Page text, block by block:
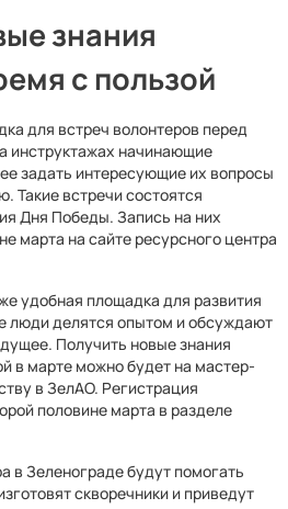
знания
с пользой
для встреч волонтеров перед
инструктажах начинающие
задать интересующие их вопросы
Такие встречи состоятся
Дня Победы. Запись на них
марта на сайте ресурсного центра
удобная площадка для развития
люди делятся опытом и обсуждают
Получить новые знания
в марте можно будет на мастер-
в ЗелАО. Регистрация
половине марта в разделе
в Зеленограде будут помогать
скворечники и приведут